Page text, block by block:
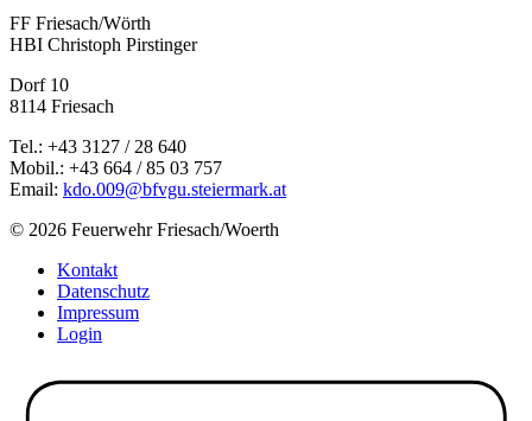
FF Friesach/Wörth
HBI Christoph Pirstinger
Dorf 10
8114 Friesach
Tel.: +43 3127 / 28 640
Mobil.: +43 664 / 85 03 757
Email: kdo.009@bfvgu.steiermark.at
© 2026 Feuerwehr Friesach/Woerth
Kontakt
Datenschutz
Impressum
Login